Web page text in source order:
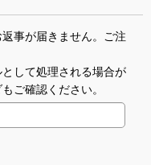
事が届きません。ご注
して処理される場合が
ご確認ください。